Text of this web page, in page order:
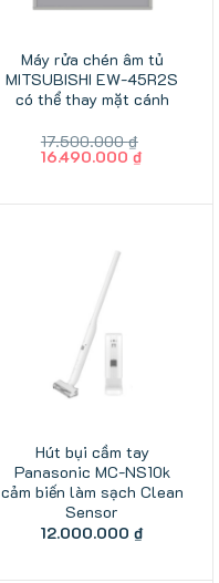
Máy rửa chén âm tủ
MITSUBISHI EW-45R2S
có thể thay mặt cánh
17.500.000₫
Giá
17.500.000 ₫.
16.490.000₫
là:
Hút bụi cầm tay
Panasonic MC-NS10k
cảm biến làm sạch Clean
Sensor
12.000.000 ₫